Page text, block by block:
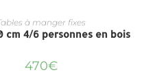
à manger fixes
cm 4/6 personnes en bois
470€